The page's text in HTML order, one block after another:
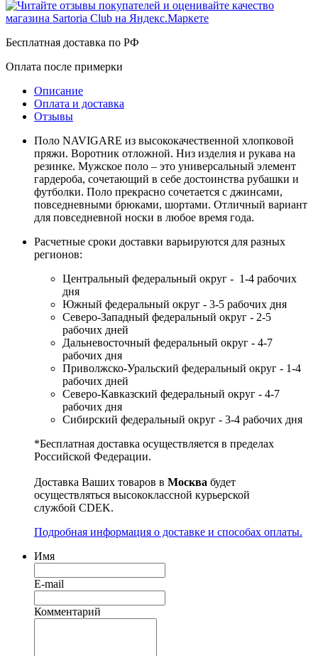
Бесплатная доставка по РФ
Оплата после примерки
Описание
Оплата и доставка
Отзывы
Поло NAVIGARE из высококачественной хлопковой
пряжи. Воротник отложной. Низ изделия и рукава на
резинке. Мужское поло – это универсальный элемент
гардероба, сочетающий в себе достоинства рубашки и
футболки. Поло прекрасно сочетается с джинсами,
повседневными брюками, шортами. Отличный вариант
для повседневной носки в любое время года.
Расчетные сроки доставки варьируются для разных
регионов:
Центральный федеральный округ - 1-4 рабочих
дня
Южный федеральный округ - 3-5 рабочих дня
Северо-Западный федеральный округ - 2-5
рабочих дней
Дальневосточный федеральный округ - 4-7
рабочих дня
Приволжско-Уральский федеральный округ - 1-4
рабочих дней
Северо-Кавказский федеральный округ - 4-7
рабочих дня
Сибирский федеральный округ - 3-4 рабочих дня
*Бесплатная доставка осуществляется в пределах
Российской Федерации.
Доставка Ваших товаров в Москва будет
осуществляться высококлассной курьерской
службой CDEK.
Подробная информация о доставке и способах оплаты.
Имя
E-mail
Комментарий